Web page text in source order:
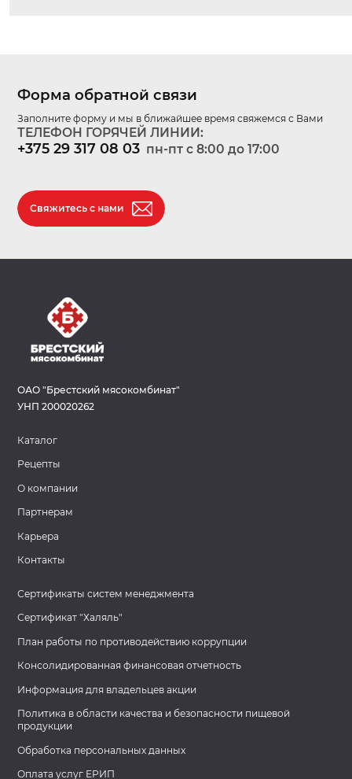
Форма обратной связи
Заполните форму и мы в ближайшее время свяжемся с Вами
ТЕЛЕФОН ГОРЯЧЕЙ ЛИНИИ:
+375 29 317 08 03 пн-пт c 8:00 до 17:00
Свяжитесь с нами
ОАО "Брестский мясокомбинат"
УНП 200020262
Каталог
Рецепты
О компании
Партнерам
Карьера
Контакты
Сертификаты систем менеджмента
Сертификат "Халяль"
План работы по противодействию коррупции
Консолидированная финансовая отчетность
Информация для владельцев акции
Политика в области качества и безопасности пищевой
продукции
Обработка персональных данных
Оплата услуг ЕРИП